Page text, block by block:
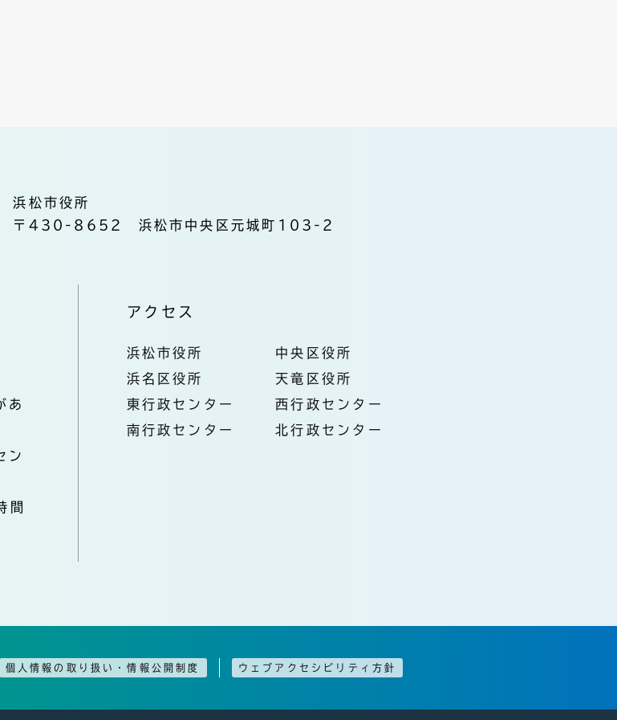
浜松市役所
〒430-8652 浜松市中央区元城町103-2
あ
ン
間
アクセス
浜松市役所
中央区役所
浜名区役所
天竜区役所
東行政センター
西行政センター
南行政センター
北行政センター
個人情報の取り扱い・情報公開制度 ウェブアクセシビリティ方針